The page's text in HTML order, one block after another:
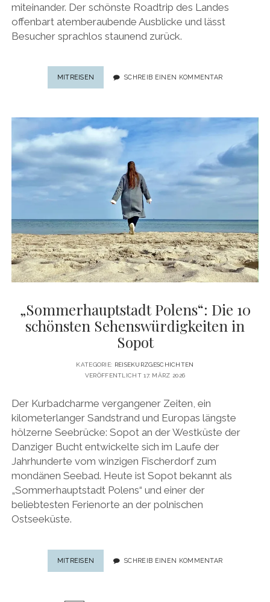
miteinander. Der schönste Roadtrip des Landes
offenbart atemberaubende Ausblicke und lässt
Besucher sprachlos staunend zurück.
MITREISEN GROSSGLOCKNER H
OCHALPENSTRASSE: ÖS
SCHREIB EINEN KOMMENTAR
„Sommerhauptstadt Polens“: Die 10
schönsten Sehenswürdigkeiten in
Sopot
KATEGORIE: REISEKURZGESCHICHTEN
VERÖFFENTLICHT 17. MÄRZ 2026
Der Kurbadcharme vergangener Zeiten, ein
kilometerlanger Sandstrand und Europas längste
hölzerne Seebrücke: Sopot an der Westküste der
Danziger Bucht entwickelte sich im Laufe der
Jahrhunderte vom winzigen Fischerdorf zum
mondänen Seebad. Heute ist Sopot bekannt als
„Sommerhauptstadt Polens“ und einer der
beliebtesten Ferienorte an der polnischen
Ostseeküste.
MITREISEN „SOMMERHAUPTSTADT
POLENS“:
SCHREIB EINEN KOMMENTAR